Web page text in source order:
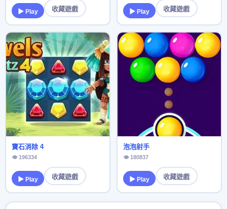
▶ Play 收藏遊戲 ▶ Play 收藏遊戲
寶石消除 4
👁 196334
▶ Play 收藏遊戲
泡泡射手
👁 180837
▶ Play 收藏遊戲